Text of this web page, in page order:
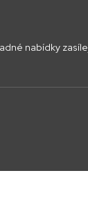
nabídky